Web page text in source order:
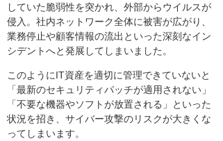
していた脆弱性を突かれ、外部からウイルスが
侵入。社内ネットワーク全体に被害が広がり、
業務停止や顧客情報の流出といった深刻なイン
シデントへと発展してしまいました。
このようにIT資産を適切に管理できていないと
「最新のセキュリティパッチが適用されない」
「不要な機器やソフトが放置される」といった
状況を招き、サイバー攻撃のリスクが大きくな
ってしまいます。